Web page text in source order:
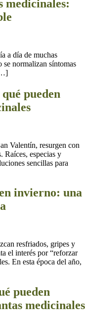
medicinales:
a día de muchas
se normalizan síntomas
pueden
Valentín, resurgen con
Raíces, especias y
sencillas para
invierno: una
resfriados, gripes y
el interés por “reforzar
En esta época del año,
pueden
medicinales